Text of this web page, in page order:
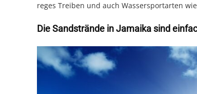
reges Treiben und auch Wassersportarten
Die Sandstrände in Jamaika sind